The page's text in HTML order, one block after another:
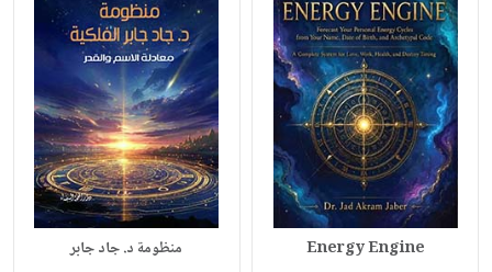
Energy Engine منظومة د. جاد جابر